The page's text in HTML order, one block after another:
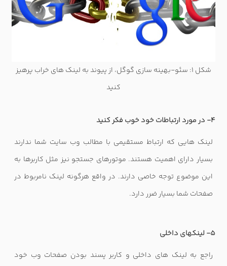
شکل 1: سئو-بهینه سازی گوگل، از پیوند به لینک های خراب پرهیز
کنید
4- در مورد ارتباطات خود خوب فکر کنید
لینک هایی که ارتباط مستقیمی با مطالب وب سایت شما ندارند
بسیار دارای اهمیت هستند. موتورهای جستجو نیز مثل کاربرها به
این موضوع توجه خاصی دارند. در واقع هرگونه لینک نامربوط در
صفحات شما بسیار ضرر دارد.
5- لینکهای داخلی
راجع به لینک های داخلی و کاربر پسند بودن صفحات وب خود